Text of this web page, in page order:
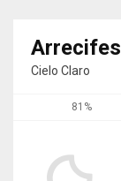
Arrecifes
Cielo Claro
81%